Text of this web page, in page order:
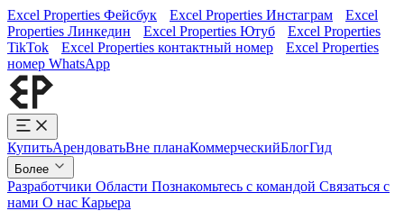
Excel Properties Фейсбук Excel Properties Инстаграм
Excel
Properties Линкедин
Excel Properties Ютуб
Excel Properties
TikTok
Excel Properties контактный номер
Excel Properties
номер WhatsApp
КупитьАрендоватьВне планаКоммерческийБлогГид
Более
Разработчики Области Познакомьтесь с командой Связаться с
нами О нас Карьера